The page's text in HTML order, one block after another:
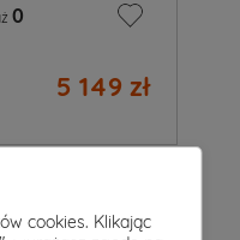
0
5 149 zł
cookies. Klikając